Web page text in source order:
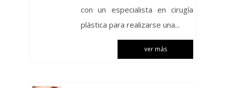
con un especialista en cirugía
plástica para realizarse una...
ver más